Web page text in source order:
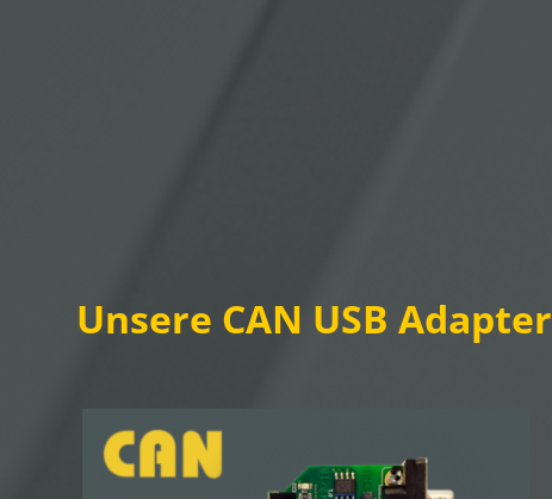
Unsere CAN USB Adapter